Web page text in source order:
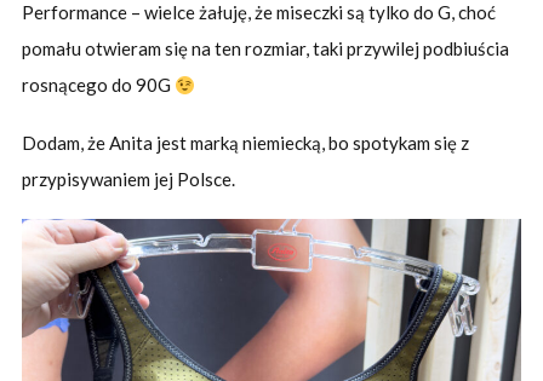
Performance – wielce żałuję, że miseczki są tylko do G, choć
pomału otwieram się na ten rozmiar, taki przywilej podbiuścia
rosnącego do 90G
Dodam, że Anita jest marką niemiecką, bo spotykam się z
przypisywaniem jej Polsce.